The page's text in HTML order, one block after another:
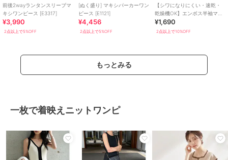
前後2wayランタンスリーブマ
キシワンピース [E3317]
¥3,990
2点以上で5%OFF
[ぬく盛り] マキシパーカーワン
ピース [E1121]
¥4,456
2点以上で5%OFF
【シワになりにくい・速乾・
乾燥機OK】エンボス半袖マキ
シワンピース 全4色
¥1,690
2点以上で10%OFF
もっとみる
一枚で着映えニットワンピ